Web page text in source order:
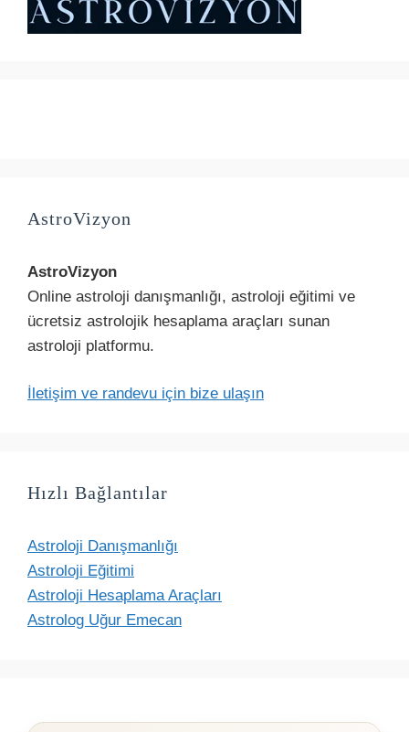
AstroVizyon
AstroVizyon
Online astroloji danışmanlığı, astroloji eğitimi ve
ücretsiz astrolojik hesaplama araçları sunan
astroloji platformu.
İletişim ve randevu için bize ulaşın
Hızlı Bağlantılar
Astroloji Danışmanlığı
Astroloji Eğitimi
Astroloji Hesaplama Araçları
Astrolog Uğur Emecan